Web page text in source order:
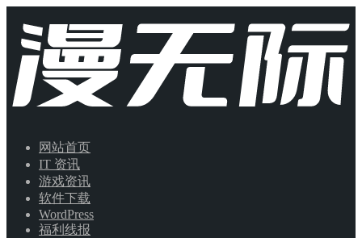
网站首页
IT 资讯
游戏资讯
软件下载
WordPress
福利线报